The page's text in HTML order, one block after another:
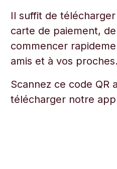
Il suffit de
carte de paiement,
commencer
amis et à vos
Scannez ce code
télécharger notre